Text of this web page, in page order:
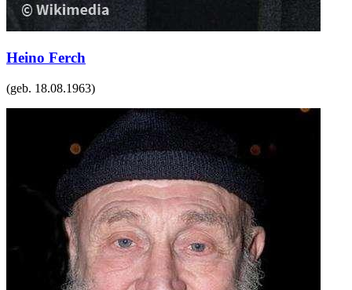
Heino Ferch
(geb. 18.08.1963)